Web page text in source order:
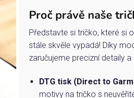
Proč právě naše
Představte si tričko, které si
stále skvěle vypadá! Díky
zaručujeme precizní detaily
DTG tisk (Direct to
motivy na tričko s